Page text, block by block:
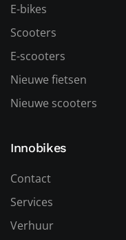
E-bikes
Scooters
E-scooters
Nieuwe fietsen
Nieuwe scooters
Innobikes
Contact
Services
Verhuur